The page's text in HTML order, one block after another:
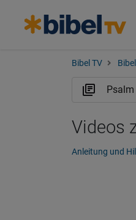
Bibel TV
Videos
Anleitung und